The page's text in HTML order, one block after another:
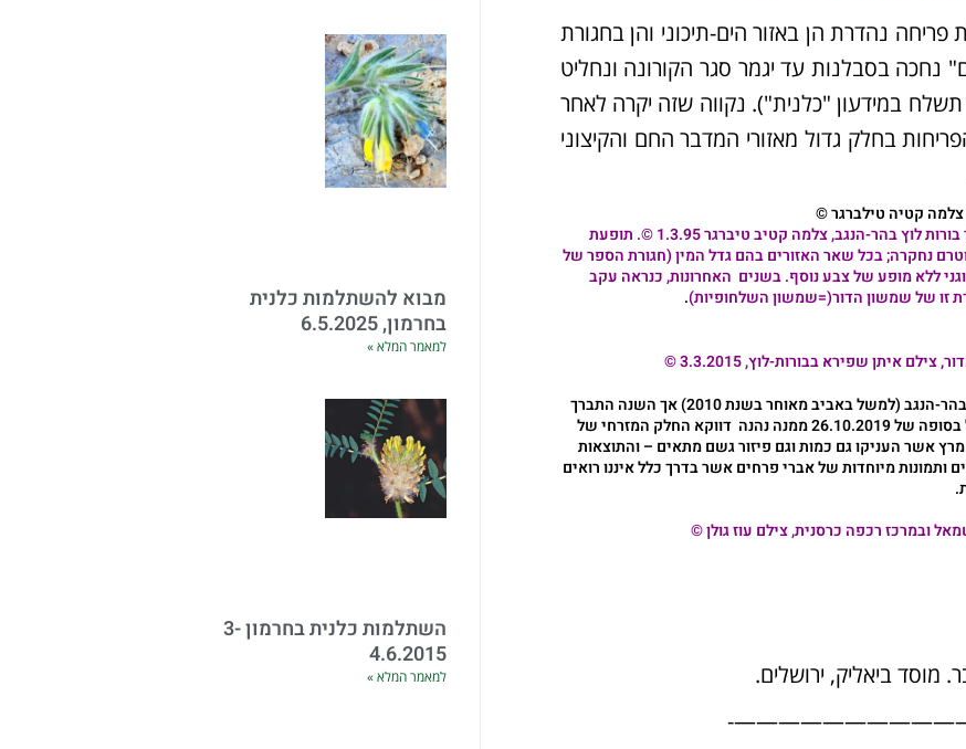
נהדרת הן באזור הים-תיכוני והן בחגורת
נחכה בסבלנות עד יגמר סגר הקורונה ונחליט
במידעון "כלנית"). נקווה שזה יקרה לאחר
בחלק גדול מאזורי המדבר החם והקיצוני
פורח בתחילת חודש מרס באזור בורות לוץ בהר-הנגב, צלמה קטיב טיברגר 1.3.95 ©. תופעת
נחקרה; בכל שאר האזורים בהם גדל המין (חגורת הספר של
ללא מופע של צבע נוסף. בשנים האחרונות, כנראה עקב
זו של שמשון הדור(=שמשון השלחופיות).
, צילם איתן שפירא בבורות-לוץ, 3.3.2015 ©
"הר הנגב פורח כפי שלא ידע בחייו". נכון ראינו כבר פריחות נרחבות ושופעות בהר-הנגב (למשל באביב מאוחר בשנת 2010) אך השנה התברך
האזור בסדרה של פרקי גשם אשר הניבו כמות ופיזור אופטימליים: זה התחיל בסופה של 26.10.2019 ממנה נהנה דווקא החלק המזרחי של
אשר העניקו גם כמות וגם פיזור גשם מתאים – והתוצאות
מיוחדות של אברי פרחים אשר בדרך כלל איננו רואים
ובמרכזרכפה כרסנית, צילם עוז גולן ©
מבוא להשתלמות כלנית
בחרמון, 6.5.2025
למאמר המלא »
השתלמות כלנית בחרמון 3-
4.6.2015
למאמר המלא »